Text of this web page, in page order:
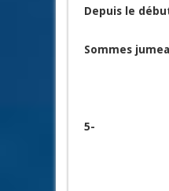
Depuis le
Sommes
5-